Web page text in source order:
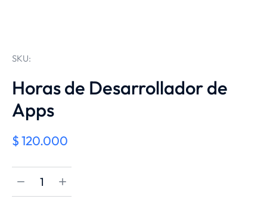
SKU:
Horas de Desarrollador de
Apps
$120.000